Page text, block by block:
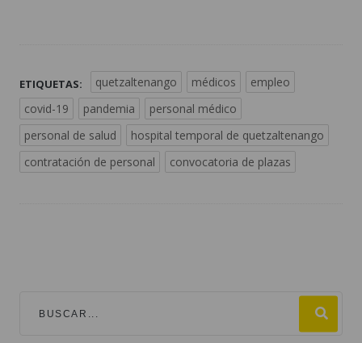
ETIQUETAS: quetzaltenango médicos
empleo
covid-19
pandemia
personal médico
personal de salud
hospital temporal de quetzaltenango
contratación de personal
convocatoria de plazas